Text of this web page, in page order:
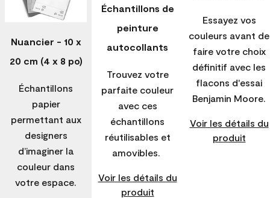
Nuancier - 10 x
20 cm (4 x 8 po)
Échantillons
papier
permettant aux
designers
d’imaginer la
couleur dans
votre espace.
Échantillons de
peinture
autocollants
Trouvez votre
parfaite couleur
avec ces
échantillons
réutilisables et
amovibles.
Voir les détails du
produit
Essayez vos
couleurs avant de
faire votre choix
définitif avec les
flacons d'essai
Benjamin Moore.
Voir les détails du
produit